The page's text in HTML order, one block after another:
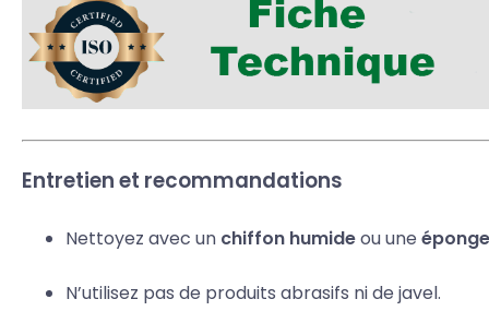
Entretien et recommandations
Nettoyez avec un chiffon humideou une
N’utilisez pas de produits abrasifs ni de javel.